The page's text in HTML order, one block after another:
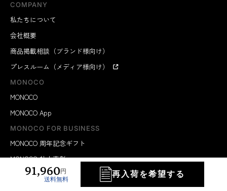
91,960円
送料無料
再入荷を希望する
COMPANY
私たちについて
会社概要
商品掲載相談（ブランド様向け）
プレスルーム（メディア様向け）
MONOCO
MONOCO
MONOCO App
MONOCO FOR BUSINESS
MONOCO 周年記念ギフト
MONOCO 社内表彰
MONOCO 卒業記念品